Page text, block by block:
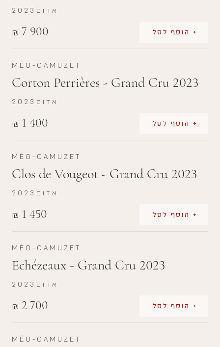
₪ 7 900 + הוסף לסל
2023 אדום
MÉO-CAMUZET
Corton Perrières - Grand Cru 2023
₪ 1 400 + הוסף לסל
2023 אדום
MÉO-CAMUZET
Clos de Vougeot - Grand Cru 2023
₪ 1 450 + הוסף לסל
2023 אדום
MÉO-CAMUZET
Echézeaux - Grand Cru 2023
₪ 2 700 + הוסף לסל
2023 אדום
MÉO-CAMUZET